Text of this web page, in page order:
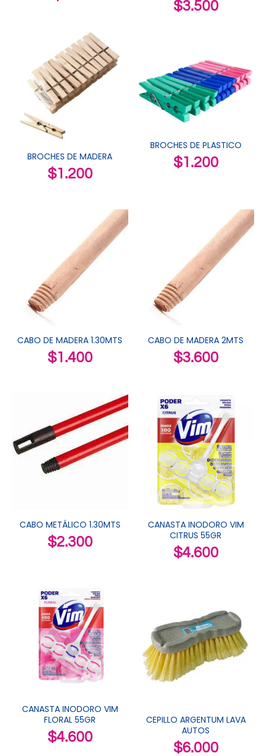
$3.500
BROCHES DE MADERA
$1.200
BROCHES DE PLASTICO
$1.200
CABO DE MADERA 1.30MTS
$1.400
CABO DE MADERA 2MTS
$3.600
CABO METÁLICO 1.30MTS
$2.300
CANASTA INODORO VIM
CITRUS 55GR
$4.600
CANASTA INODORO VIM
FLORAL 55GR
$4.600
CEPILLO ARGENTUM LAVA
AUTOS
$6.000